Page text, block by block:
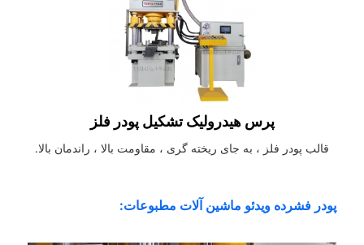
پرس هیدرولیک تشکیل پودر فلز
قالب پودر فلز ، به جای ریخته گری ، مقاومت بالا ، راندمان بالا.
پودر فشرده ویدئو ماشین آلات مطبوعات: